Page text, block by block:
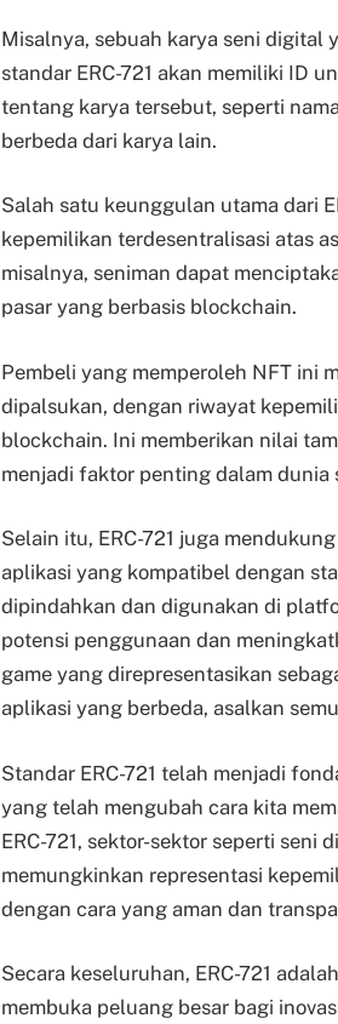
Misalnya, sebuah karya seni digital
standar ERC-721 akan memiliki ID
tentang karya tersebut, seperti
berbeda dari karya lain.
Salah satu keunggulan utama dari
kepemilikan terdesentralisasi atas
misalnya, seniman dapat
pasar yang berbasis blockchain.
Pembeli yang memperoleh NFT ini
dipalsukan, dengan riwayat
blockchain. Ini memberikan nilai
menjadi faktor penting dalam dunia
Selain itu, ERC-721 juga
aplikasi yang kompatibel dengan
dipindahkan dan digunakan di
potensi penggunaan dan
game yang direpresentasikan
aplikasi yang berbeda, asalkan
Standar ERC-721 telah menjadi
yang telah mengubah cara kita
ERC-721, sektor-sektor seperti seni
memungkinkan representasi
dengan cara yang aman dan
Secara keseluruhan, ERC-721
membuka peluang besar bagi